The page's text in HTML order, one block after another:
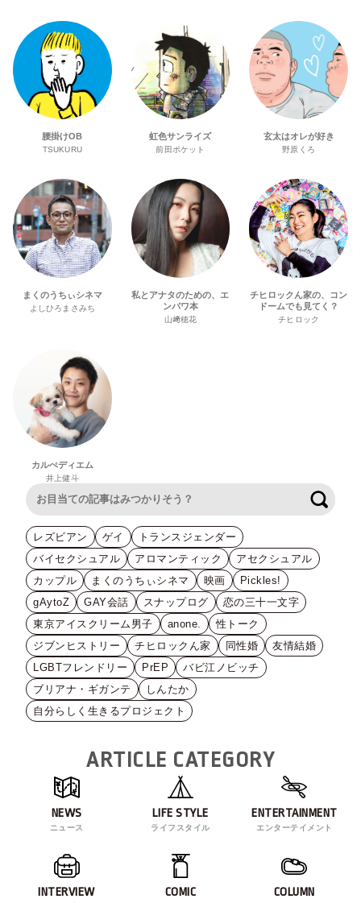
腰掛けOB
TSUKURU
虹色サンライズ
前田ポケット
玄太はオレが好き
野原くろ
まくのうちぃシネマ
よしひろまさみち
私とアナタのための、エ
ンパワ本
山﨑穂花
チヒロックん家の、コン
ドームでも見てく？
チヒロック
カルぺディエム
井上健斗
レズビアン ゲイ
トランスジェンダー
バイセクシュアル
アロマンティック
アセクシュアル
カップル
まくのうちぃシネマ 映画
Pickles!
gAytoZ
GAY会話 スナップログ
恋の三十一文字
東京アイスクリーム男子
anone.
性トーク
ジブンヒストリー
チヒロックん家 同性婚
友情結婚
LGBTフレンドリー
PrEP
バビ江ノビッチ
ブリアナ・ギガンテ
しんたか
自分らしく生きるプロジェクト
ARTICLE CATEGORY
NEWS
ニュース
LIFE STYLE
ライフスタイル
ENTERTAINMENT
エンターテイメント
INTERVIEW COMIC COLUMN